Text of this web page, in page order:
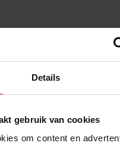
Details
gebruik van cookies
om content en